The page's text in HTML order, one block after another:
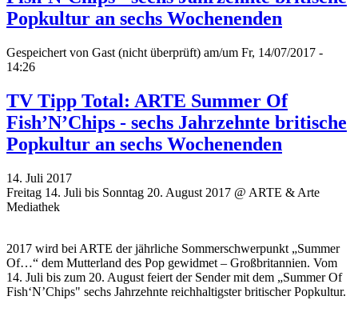
Popkultur an sechs Wochenenden
Gespeichert von Gast (nicht überprüft) am/um Fr, 14/07/2017 -
14:26
TV Tipp Total: ARTE Summer Of
Fish’N’Chips - sechs Jahrzehnte britische
Popkultur an sechs Wochenenden
14. Juli 2017
Freitag 14. Juli bis Sonntag 20. August 2017 @ ARTE & Arte
Mediathek
2017 wird bei ARTE der jährliche Sommerschwerpunkt „Summer
Of…“ dem Mutterland des Pop gewidmet – Großbritannien. Vom
14. Juli bis zum 20. August feiert der Sender mit dem „Summer Of
Fish‘N’Chips" sechs Jahrzehnte reichhaltigster britischer Popkultur.